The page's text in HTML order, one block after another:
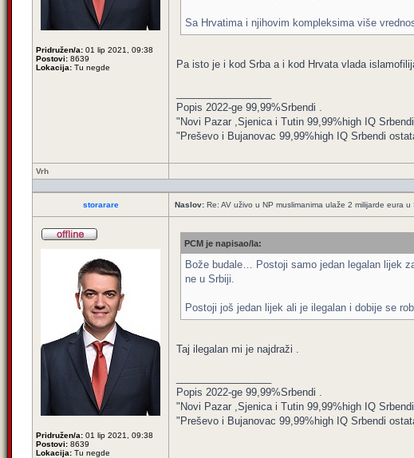
Pridružen/a: 01 lip 2021, 09:38
Postovi: 8639
Lokacija: Tu negde
Sa Hrvatima i njihovim kompleksima više
Pa isto je i kod Srba a i kod Hrvata vlada
Popis 2022-ge 99,99%Srbendi .
"Novi Pazar ,Sjenica i Tutin 99,99%high IQ
"Preševo i Bujanovac 99,99%high IQ Srbendi
Vrh
storarare Naslov: Re: AV uživo u NP muslimanima ulaže 2 milijarde eura u
Pridružen/a: 01 lip 2021, 09:38
Postovi: 8639
Lokacija: Tu negde
PCM je napisao/la:
Bože budale… Postoji samo jedan legalan lijek
ne u Srbiji.
Postoji još jedan lijek ali je ilegalan i dobije se
Taj ilegalan mi je najdraži .
Popis 2022-ge 99,99%Srbendi .
"Novi Pazar ,Sjenica i Tutin 99,99%high IQ
"Preševo i Bujanovac 99,99%high IQ Srbendi